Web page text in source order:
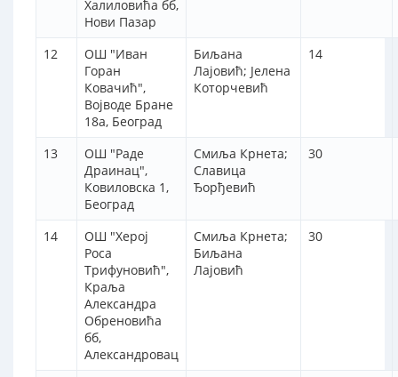
Халиловића бб,
Нови Пазар
12
ОШ "Иван
Горан
Ковачић",
Војводе Бране
18а, Београд
Биљана
Лајовић; Јелена
Которчевић
14
13
ОШ "Раде
Драинац",
Ковиловска 1,
Београд
Смиља Крнета;
Славица
Ђорђевић
30
14
ОШ "Херој
Роса
Трифуновић",
Краља
Александра
Обреновића
бб,
Александровац
Смиља Крнета;
Биљана
Лајовић
30